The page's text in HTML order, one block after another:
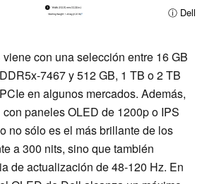
ⓘ Dell
con una selección entre 16 GB
7467 y 512 GB, 1 TB o 2 TB
en algunos mercados. Además,
paneles OLED de 1200p o IPS
no sólo es el más brillante de los
a 300 nits, sino que también
de actualización de 48-120 Hz. En